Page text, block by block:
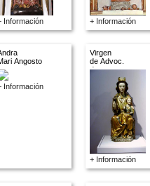
Información + Información
Angosto
Información
Virgen
de Advoc.
descon.
+ Información